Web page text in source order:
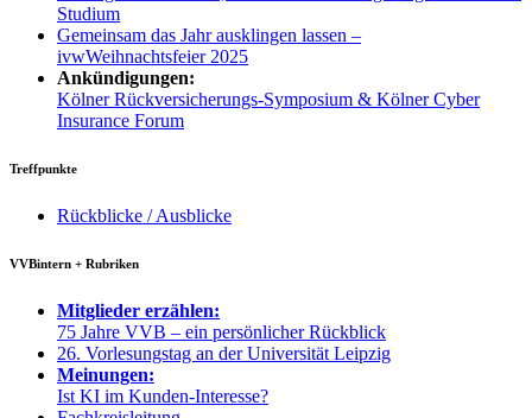
Studium
Gemeinsam das Jahr ausklingen lassen –
ivwWeihnachtsfeier 2025
Ankündigungen:
Kölner Rückversicherungs-Symposium & Kölner Cyber
Insurance Forum
Treffpunkte
Rückblicke / Ausblicke
VVBintern + Rubriken
Mitglieder erzählen:
75 Jahre VVB – ein persönlicher Rückblick
26. Vorlesungstag an der Universität Leipzig
Meinungen:
Ist KI im Kunden-Interesse?